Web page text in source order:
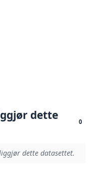
dette
0
dette datasettet.